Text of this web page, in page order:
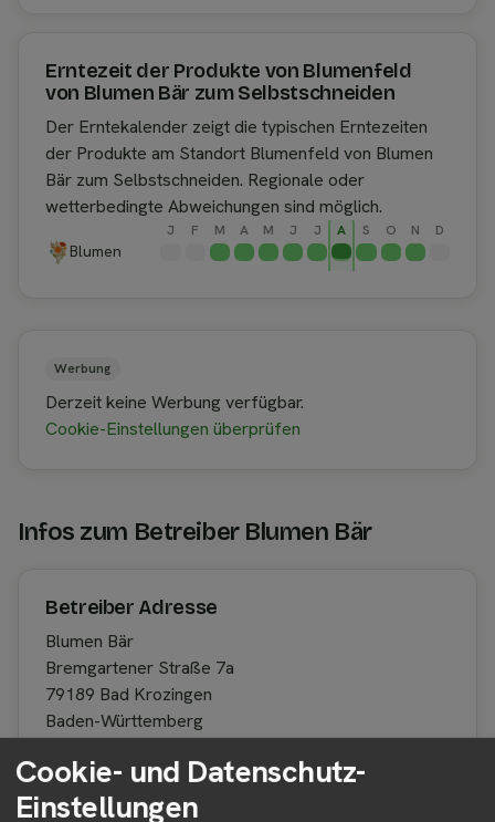
Erntezeit der Produkte von Blumenfeld
von Blumen Bär zum Selbstschneiden
Der Erntekalender zeigt die typischen Erntezeiten
der Produkte am Standort Blumenfeld von Blumen
Bär zum Selbstschneiden. Regionale oder
wetterbedingte Abweichungen sind möglich.
J F M A M J J A S O N D
Blumen
Werbung
Derzeit keine Werbung verfügbar.
Cookie-Einstellungen überprüfen
Infos zum Betreiber Blumen Bär
Betreiber Adresse
Blumen Bär
Bremgartener Straße 7a
79189 Bad Krozingen
Baden-Württemberg
Cookie- und Datenschutz-
Einstellungen